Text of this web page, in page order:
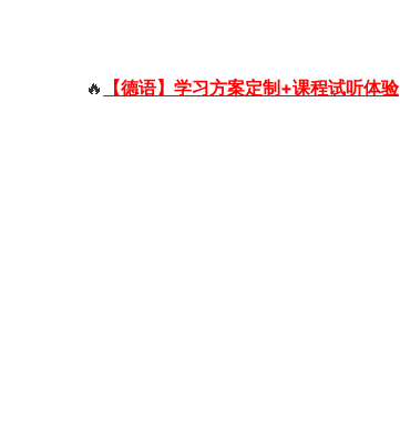
🔥 【德语】学习方案定制+课程试听体验